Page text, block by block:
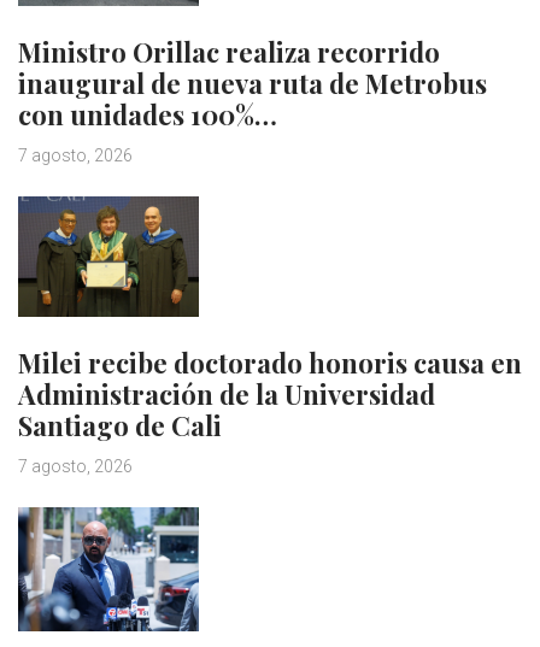
Ministro Orillac realiza recorrido
inaugural de nueva ruta de Metrobus
con unidades 100%…
7 agosto, 2026
Milei recibe doctorado honoris causa en
Administración de la Universidad
Santiago de Cali
7 agosto, 2026